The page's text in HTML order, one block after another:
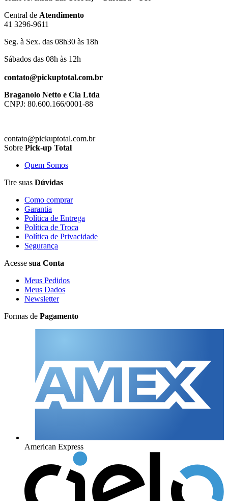
Central de Atendimento
41 3296-9611
Seg. à Sex. das 08h30 às 18h
Sábados das 08h às 12h
contato@pickuptotal.com.br
Braganolo Netto e Cia Ltda
CNPJ: 80.600.166/0001-88
contato@pickuptotal.com.br
Sobre Pick-up Total
Quem Somos
Tire suas Dúvidas
Como comprar
Garantia
Política de Entrega
Política de Troca
Política de Privacidade
Segurança
Acesse sua Conta
Meus Pedidos
Meus Dados
Newsletter
Formas de Pagamento
American Express